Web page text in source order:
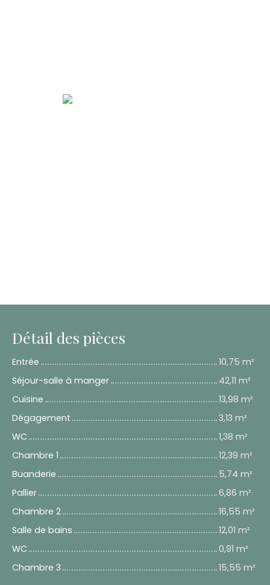
Détail des pièces
Entrée
10,75 m²
Séjour-salle à manger
42,11 m²
Cuisine
13,98 m²
Dégagement
3,13 m²
WC
1,38 m²
Chambre 1
12,39 m²
Buanderie
5,74 m²
Pallier
6,86 m²
Chambre 2
16,55 m²
Salle de bains
12,01 m²
WC
0,91 m²
Chambre 3
15,55 m²